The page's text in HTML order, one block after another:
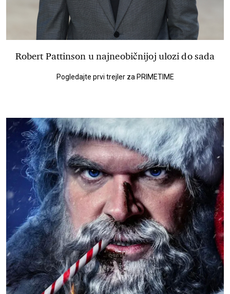
Robert Pattinson u najneobičnijoj ulozi do sada
Pogledajte prvi trejler za PRIMETIME